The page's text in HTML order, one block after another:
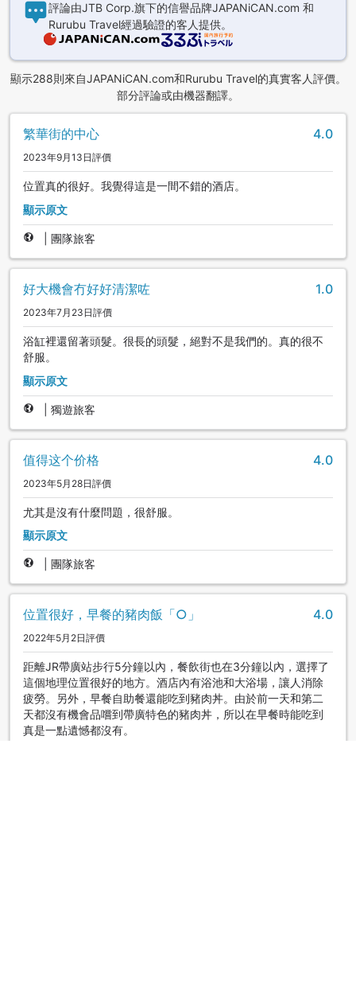
評論由JTB Corp.旗下的信譽品牌JAPANiCAN.com 和
Rurubu Travel經過驗證的客人提供。
顯示288則來自JAPANiCAN.com和Rurubu Travel的真實客人評價。
部分評論或由機器翻譯。
繁華街的中心 4.0
2023年9月13日評價
位置真的很好。我覺得這是一間不錯的酒店。
顯示原文
團隊旅客
好大機會冇好好清潔咗 1.0
2023年7月23日評價
浴缸裡還留著頭髮。很長的頭髮，絕對不是我們的。真的很不
舒服。
顯示原文
獨遊旅客
值得这个价格 4.0
2023年5月28日評價
尤其是沒有什麼問題，很舒服。
顯示原文
團隊旅客
位置很好，早餐的豬肉飯「○」 4.0
2022年5月2日評價
距離JR帶廣站步行5分鐘以內，餐飲街也在3分鐘以內，選擇了
這個地理位置很好的地方。酒店內有浴池和大浴場，讓人消除
疲勞。另外，早餐自助餐還能吃到豬肉丼。由於前一天和第二
天都沒有機會品嚐到帶廣特色的豬肉丼，所以在早餐時能吃到
真是一點遺憾都沒有。